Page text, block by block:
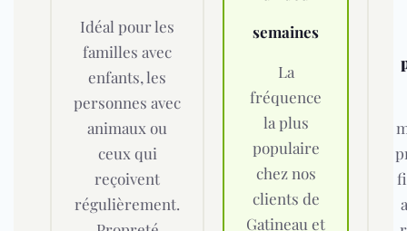
Idéal pour les
familles avec
enfants, les
personnes avec
animaux ou
ceux qui
reçoivent
régulièrement.
semaines
La
fréquence
la plus
populaire
chez nos
clients de
Gatineau et